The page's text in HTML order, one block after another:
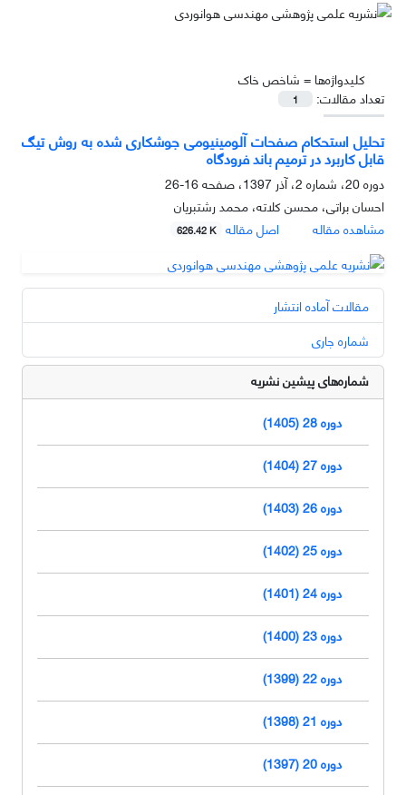
کلیدواژه‌ها = شاخص خاک
تعداد مقالات:
1
تحلیل استحکام صفحات آلومینیومی جوشکاری شده به روش تیگ
قابل کاربرد در ترمیم باند فرودگاه
دوره 20، شماره 2، آذر 1397، صفحه
16-26
احسان براتی، محسن کلاته، محمد رشتبریان
مشاهده مقاله
اصل مقاله 626.42 K
مقالات آماده انتشار
شماره جاری
شماره‌های پیشین نشریه
دوره 28 (1405)
دوره 27 (1404)
دوره 26 (1403)
دوره 25 (1402)
دوره 24 (1401)
دوره 23 (1400)
دوره 22 (1399)
دوره 21 (1398)
دوره 20 (1397)